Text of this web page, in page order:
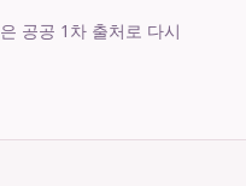
공공 1차 출처로 다시